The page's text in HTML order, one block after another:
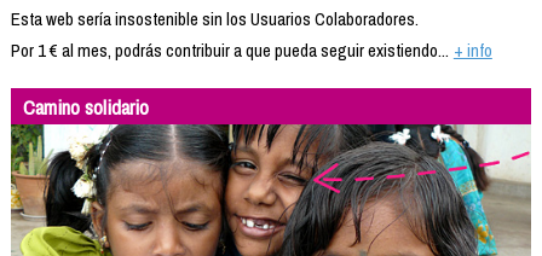
Esta web sería insostenible sin los Usuarios Colaboradores.
Por 1 € al mes, podrás contribuir a que pueda seguir existiendo... + info
Camino solidario